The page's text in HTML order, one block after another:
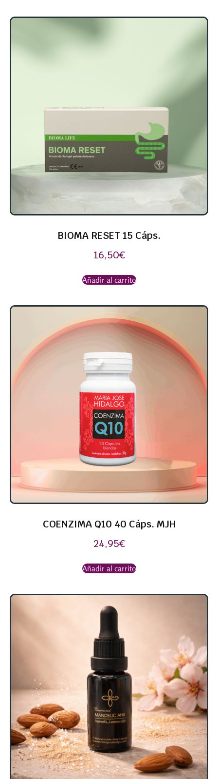
BIOMA RESET 15 Cáps.
16,50€
Añadir al carrito
COENZIMA Q10 40 Cáps. MJH
24,95€
Añadir al carrito